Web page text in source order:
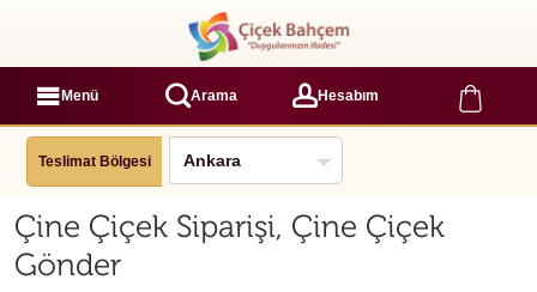
Menü Arama Hesabım
Teslimat Bölgesi
Çine Çiçek Siparişi, Çine Çiçek
Gönder